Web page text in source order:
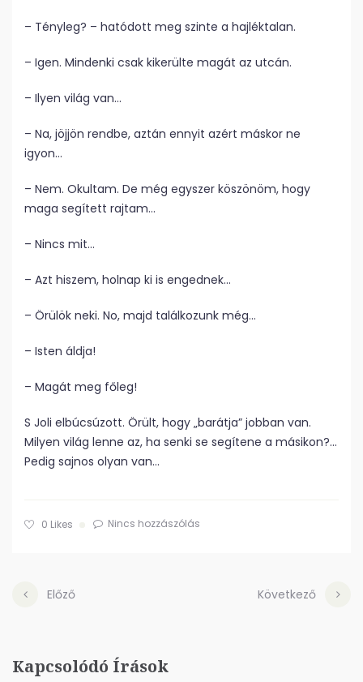
– Tényleg? – hatódott meg szinte a hajléktalan.
– Igen. Mindenki csak kikerülte magát az utcán.
– Ilyen világ van…
– Na, jöjjön rendbe, aztán ennyit azért máskor ne
igyon…
– Nem. Okultam. De még egyszer köszönöm, hogy
maga segített rajtam…
– Nincs mit…
– Azt hiszem, holnap ki is engednek…
– Örülök neki. No, majd találkozunk még…
– Isten áldja!
– Magát meg főleg!
S Joli elbúcsúzott. Örült, hogy „barátja” jobban van.
Milyen világ lenne az, ha senki se segítene a másikon?…
Pedig sajnos olyan van…
0 Likes Nincs hozzászólás
Előző Következő
Kapcsolódó Írások